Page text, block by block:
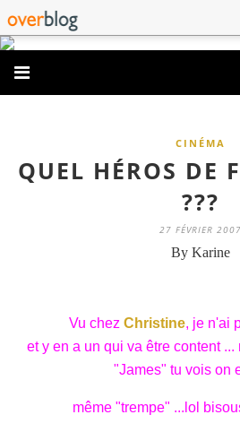
CINÉMA
QUEL HÉROS DE
???
27 FÉVRIER 2007
By Karine
Vu chez Christine, je n'ai
et y en a un qui va être content
"James" tu vois on
même "trempe" ...lol